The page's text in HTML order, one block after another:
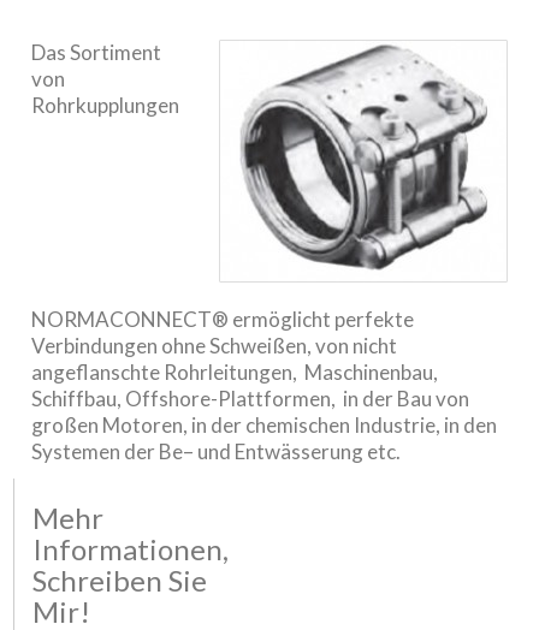
Das Sortiment
von
Rohrkupplungen
NORMACONNECT® ermöglicht perfekte
Verbindungen ohne Schweißen, von nicht
angeflanschte Rohrleitungen, Maschinenbau,
Schiffbau, Offshore-Plattformen, in der Bau von
großen Motoren, in der chemischen Industrie, in den
Systemen der Be– und Entwässerung etc.
Mehr
Informationen,
Schreiben Sie
Mir!